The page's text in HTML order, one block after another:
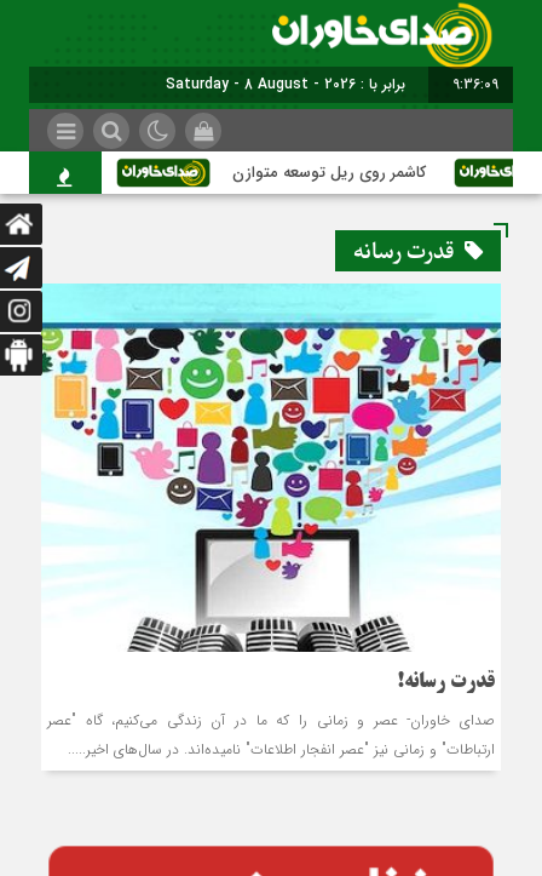
9:36:09 برابر با : Saturday - 8 August - 2026
کاشمر روی ریل توسعه متوازن کاشمر؛ عبور از
قدرت رسانه
قدرت رسانه!
صدای خاوران- عصر و زمانی را که ما در آن زندگی می‌کنیم، گاه "عصر
ارتباطات" و زمانی نیز "عصر انفجار اطلاعات" نامیده‌اند. در سال‌های اخیر.....